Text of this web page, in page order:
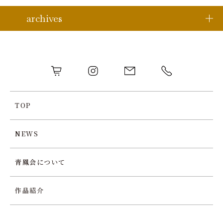
archives
TOP
NEWS
青鳳会について
作品紹介